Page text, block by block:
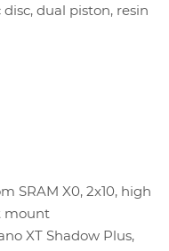
dual piston, resin
SRAM X0, 2x10, high
mount
XT Shadow Plus,